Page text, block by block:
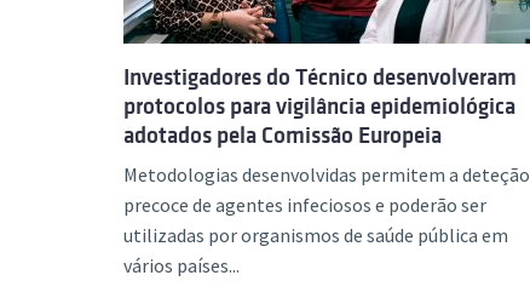
Investigadores do Técnico desenvolveram
protocolos para vigilância epidemiológica
adotados pela Comissão Europeia
Metodologias desenvolvidas permitem a deteção
precoce de agentes infeciosos e poderão ser
utilizadas por organismos de saúde pública em
vários países...